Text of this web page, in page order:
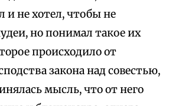
и не хотел, чтобы не
но понимал такое их
происходило от
закона над совестью,
мысль, что от него